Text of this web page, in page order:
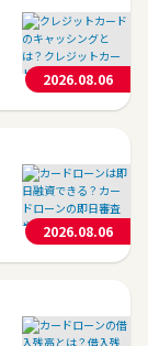
2026.08.06
2026.08.06